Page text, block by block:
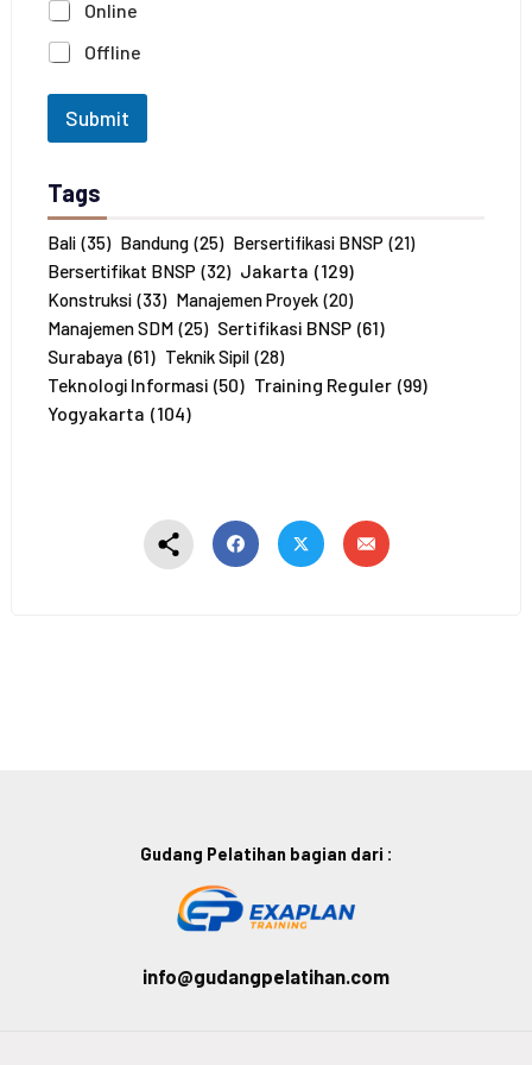
*
a
J
u
e
s
e
r
t
a
*
Online
Offline
Submit
Tags
Bali (35) Bandung (25) Bersertifikasi BNSP (21)
Bersertifikat BNSP (32) Jakarta (129)
Konstruksi (33) Manajemen Proyek (20)
Manajemen SDM (25) Sertifikasi BNSP (61)
Surabaya (61) Teknik Sipil (28)
Teknologi Informasi (50) Training Reguler (99)
Yogyakarta (104)
Gudang Pelatihan bagian dari :
info@gudangpelatihan.com